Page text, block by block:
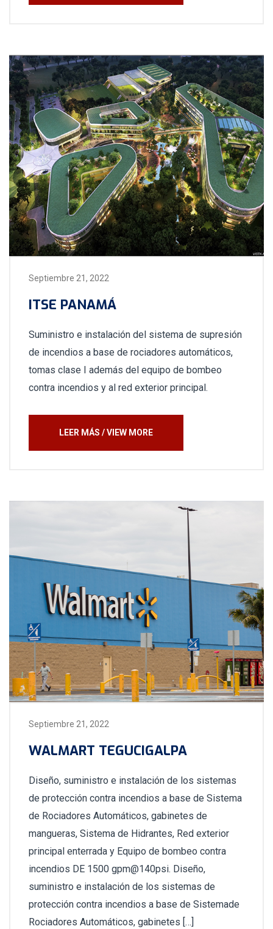
Septiembre 21, 2022
ITSE PANAMÁ
Suministro e instalación del sistema de supresión
de incendios a base de rociadores automáticos,
tomas clase I además del equipo de bombeo
contra incendios y al red exterior principal.
LEER MÁS / VIEW MORE
Septiembre 21, 2022
WALMART TEGUCIGALPA
Diseño, suministro e instalación de los sistemas
de protección contra incendios a base de Sistema
de Rociadores Automáticos, gabinetes de
mangueras, Sistema de Hidrantes, Red exterior
principal enterrada y Equipo de bombeo contra
incendios DE 1500 gpm@140psi. Diseño,
suministro e instalación de los sistemas de
protección contra incendios a base de Sistemade
Rociadores Automáticos, gabinetes […]